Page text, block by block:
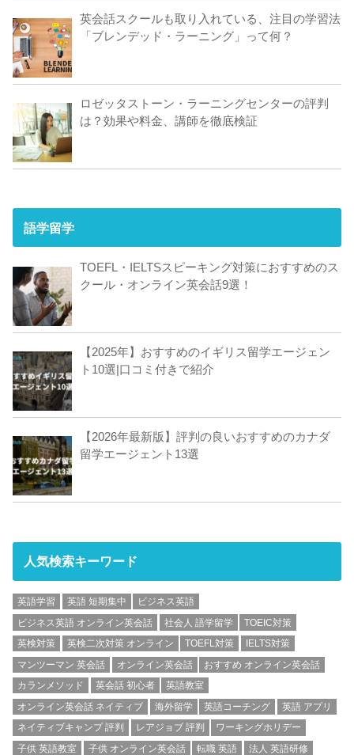
英会話スクールも取り入れている、注目の学習法
「ブレンデッド・ラーニング」って何？
ロゼッタストーン・ラーニングセンターの評判
は？効果や料金、講師を徹底検証
語学留学
TOEFL・IELTSスピーキング対策におすすめのス
クール・オンライン英会話9選！
【2025年】おすすめのイギリス留学エージェン
ト10選|口コミ付きで紹介
【2026年最新版】評判の良いおすすめのカナダ
留学エージェント13選
人気検索キーワード
英語学習 英語 短期集中
ビジネス英語
ビジネス英語 オンライン英会話
社会人 語学留学
TOEIC対策
英検対策
英検二次対策 オンライン TOEFL対策
IELTS対策
マンツーマン 英会話
オンライン英会話
おすすめ オンライン英会話
カランメソッド
英会話 初心者
英語教室
オンライン英会話 ネイティブ
海外留学 英語コーチング
英語 アプリ
ネイティブキャンプ 評判
レアジョブ 評判
ワーキングホリデー
子供 英語教室
子供 オンライン英会話 転職 英語 法人 英語研修